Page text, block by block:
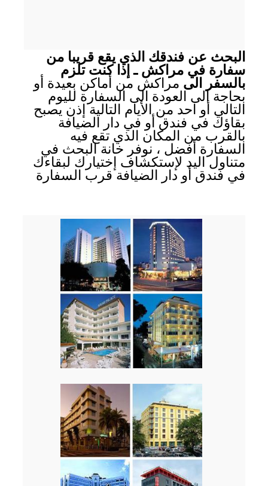
البحث عن فندقك الذي يقع قريبا من
سفارة في مراكش ـ إذا كنت تلزم
بالسفر الى مراكش من أماكن بعيدة أو
بحاجة الى العودة الى السفارة لليوم
التالي أو احد من الأيام التالية إذن يصبح
بقاؤك في فندق أو في دار الضيافة
بالقرب من المكان الذي تقع فيه
السفارة أفضل ، نوفر خانة البحث في
متناول اليد لإستكشاف إختيارك لبقاءك
في فندق أو دار الضيافة قرب السفارة